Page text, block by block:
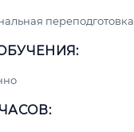
переподготовка